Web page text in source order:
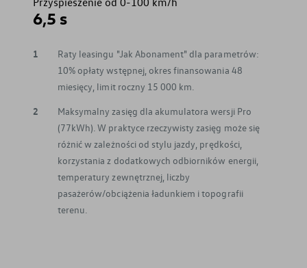
6,5 s
1
Raty leasingu "Jak Abonament" dla parametrów:
10% opłaty wstępnej, okres finansowania 48
miesięcy, limit roczny 15 000 km.
2
Maksymalny zasięg dla akumulatora wersji Pro
(77kWh). W praktyce rzeczywisty zasięg może się
różnić w zależności od stylu jazdy, prędkości,
korzystania z dodatkowych odbiorników energii,
temperatury zewnętrznej, liczby
pasażerów/obciążenia ładunkiem i topografii
terenu.